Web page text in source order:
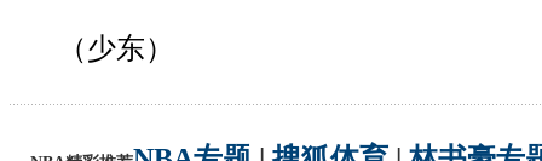
（少东）